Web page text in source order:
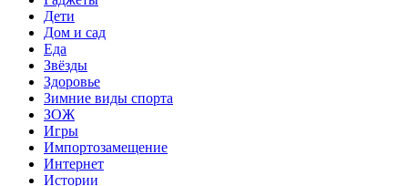
Дети
Дом и сад
Еда
Звёзды
Здоровье
Зимние виды спорта
ЗОЖ
Игры
Импортозамещение
Интернет
Истории